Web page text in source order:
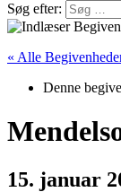
Søg efter:
« Alle
Denne
15. januar